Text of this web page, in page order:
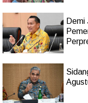
Demi